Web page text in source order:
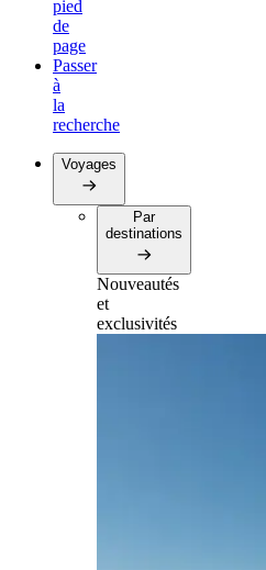
pied
de
page
Passer
à
la
recherche
Voyages
Par
destinations
Nouveautés
et
exclusivités